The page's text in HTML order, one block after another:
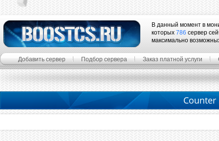
В данный момент в
которых 786 сервер
максимально
Добавить сервер Подбор сервера Заказ платной услуги
Counter